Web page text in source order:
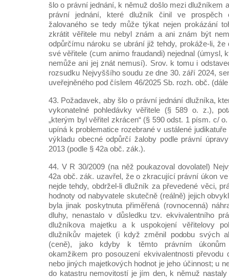
šlo o právní jednání, k němuž došlo mezi dlužníkem
právní jednání, které dlužník činil ve prospěch
žalovaného se tedy může týkat nejen prokázání
zkrátit věřitele mu nebyl znám a ani znám být
odpůrčímu nároku se ubrání již tehdy, prokáže-li,
své věřitele (cum animo fraudandi) nejednal (úmysl,
nemůže ani jej znát nemusí). Srov. k tomu i
rozsudku Nejvyššího soudu ze dne 30. září 2024,
uveřejněného pod číslem 46/2025 Sb. rozh. obč. (dále
43. Požadavek, aby šlo o právní jednání dlužníka,
vykonatelné pohledávky věřitele (§ 589 o. z.),
„kterým byl věřitel zkrácen“ (§ 590 odst. 1 písm. c/
upíná k problematice rozebrané v ustálené
výkladu obecné odpůrčí žaloby podle právní
2013 (podle § 42a obč. zák.).
44. V R 30/2009 (na něž poukazoval dovolatel)
42a obč. zák. uzavřel, že o zkracující právní úkon
nejde tehdy, obdržel-li dlužník za převedené věci,
hodnoty od nabyvatele skutečně (reálně) jejich
byla jinak poskytnuta přiměřená (rovnocenná)
dluhy, nenastalo v důsledku tzv. ekvivalentního
dlužníkova majetku a k uspokojení věřitelovy
dlužníkův majetek (i když změnil podobu svých
(ceně), jako kdyby k těmto právním úkonům
okamžikem pro posouzení ekvivalentnosti převodu
nebo jiných majetkových hodnot je jeho účinnost; u
do katastru nemovitostí je jím den, k němuž